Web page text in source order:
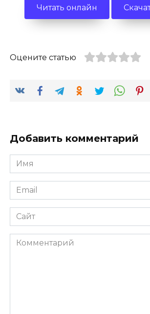
Читать онлайн
Оцените статью
Добавить комментарий
Имя
*
Email
*
Сайт
Комментарий